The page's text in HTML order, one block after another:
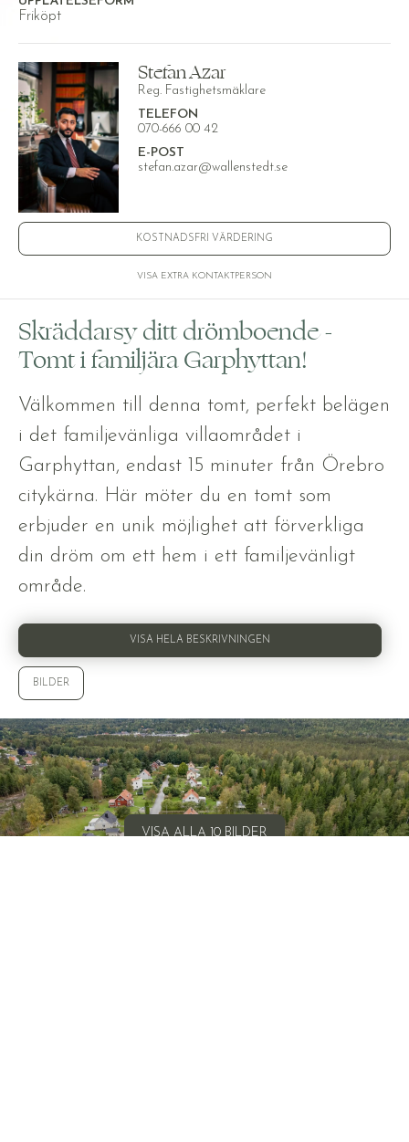
Friköpt
Stefan Azar
Reg. Fastighetsmäklare
TELEFON
070-666 00 42
E-POST
stefan.azar@wallenstedt.se
KOSTNADSFRI VÄRDERING
VISA EXTRA KONTAKTPERSON
Skräddarsy ditt drömboende -
Tomt i familjära Garphyttan!
Välkommen till denna tomt, perfekt belägen
i det familjevänliga villaområdet i
Garphyttan, endast 15 minuter från Örebro
citykärna. Här möter du en tomt som
erbjuder en unik möjlighet att förverkliga
din dröm om ett hem i ett familjevänligt
område.
VISA HELA BESKRIVNINGEN
BILDER
VISA ALLA 10 BILDER